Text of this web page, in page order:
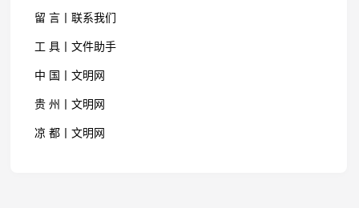
留 言丨联系我们
工 具丨文件助手
中 国丨文明网
贵 州丨文明网
凉 都丨文明网